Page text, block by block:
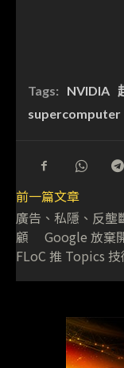
Tags: NVIDIA
supercomputer
前一篇文章
廣告、私隱、反壟
顧 Google 放棄
FLoC 推 Topics 技